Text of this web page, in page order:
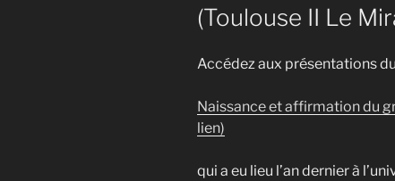
(Toulouse II Le
Accédez aux présentations
Naissance et affirmation du
lien)
qui a eu lieu l’an dernier à